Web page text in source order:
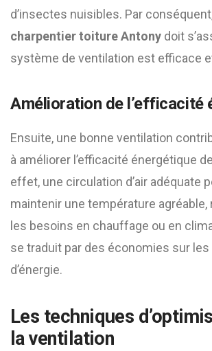
d’insectes nuisibles. Par
charpentier toiture Antony doit
système de ventilation est efficace
Amélioration de l’efficacité
Ensuite, une bonne ventilation
à améliorer l’efficacité énergétique
effet, une circulation d’air adéquate
maintenir une température agréable,
les besoins en chauffage ou en
se traduit par des économies sur
d’énergie.
Les techniques
la ventilation